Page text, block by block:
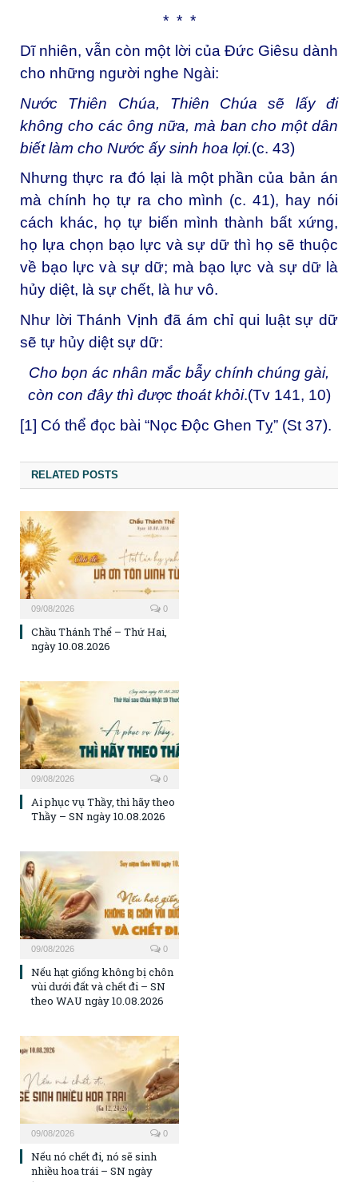
* * *
Dĩ nhiên, vẫn còn một lời của Đức Giêsu dành
cho những người nghe Ngài:
Nước Thiên Chúa, Thiên Chúa sẽ lấy đi
không cho các ông nữa, mà ban cho một dân
biết làm cho Nước ấy sinh hoa lợi.(c. 43)
Nhưng thực ra đó lại là một phần của bản án
mà chính họ tự ra cho mình (c. 41), hay nói
cách khác, họ tự biến mình thành bất xứng,
họ lựa chọn bạo lực và sự dữ thì họ sẽ thuộc
về bạo lực và sự dữ; mà bạo lực và sự dữ là
hủy diệt, là sự chết, là hư vô.
Như lời Thánh Vịnh đã ám chỉ qui luật sự dữ
sẽ tự hủy diệt sự dữ:
Cho bọn ác nhân mắc bẫy chính chúng gài,
còn con đây thì được thoát khỏi.(Tv 141, 10)
[1] Có thể đọc bài “Nọc Độc Ghen Tỵ” (St 37).
RELATED POSTS
09/08/2026 0
Chầu Thánh Thể – Thứ Hai,
ngày 10.08.2026
09/08/2026 0
Ai phục vụ Thầy, thì hãy theo
Thầy – SN ngày 10.08.2026
09/08/2026 0
Nếu hạt giống không bị chôn
vùi dưới đất và chết đi – SN
theo WAU ngày 10.08.2026
09/08/2026 0
Nếu nó chết đi, nó sẽ sinh
nhiều hoa trái – SN ngày